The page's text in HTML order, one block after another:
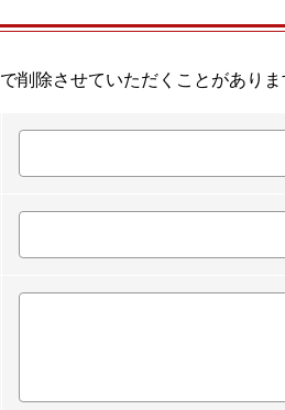
削除させていただくことがあり